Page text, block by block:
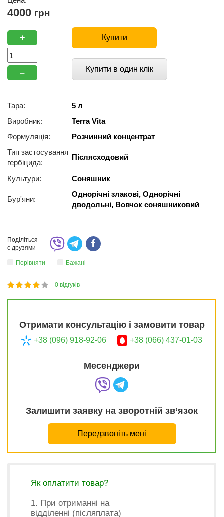
4000 грн
+
–
Купити
Купити в один клік
Тара:
5 л
Виробник:
Terra Vita
Формуляція:
Розчинний концентрат
Тип застосування
гербіцида:
Післясходовий
Культури: Соняшник
Бур'яни:
Однорічні злакові, Однорічні
дводольні, Вовчок соняшниковий
Поділіться
с друзями
Порівняти Бажані
80
1
2
3
4
5 0 відгуків
Отримати консультацію і замовити товар
+38 (096) 918-92-06 +38 (066) 437-01-03
Месенджери
Залишити заявку на зворотній зв’язок
Передзвоніть мені
Як оплатити товар?
1. При отриманні на
відділенні (післяплата)